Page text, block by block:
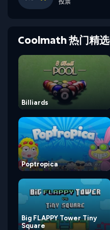
投票
Coolmath 热门精选
Billiards
Poptropica
Big FLAPPY Tower Tiny
Square